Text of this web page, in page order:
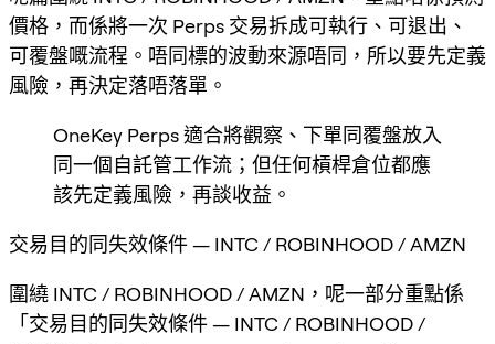
價格，而係將一次 Perps 交易拆成可執行、可退出、
可覆盤嘅流程。唔同標的波動來源唔同，所以要先定義
風險，再決定落唔落單。
OneKey Perps 適合將觀察、下單同覆盤放入
同一個自託管工作流；但任何槓桿倉位都應
該先定義風險，再談收益。
交易目的同失效條件 — INTC / ROBINHOOD / AMZN
圍繞 INTC / ROBINHOOD / AMZN，呢一部分重點係
「交易目的同失效條件 — INTC / ROBINHOOD /